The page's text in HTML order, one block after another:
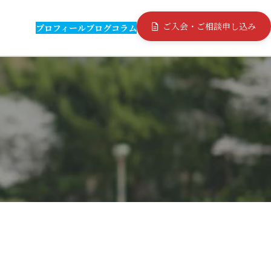
プロフィールブログコラム ご入会・ご相談申し込み